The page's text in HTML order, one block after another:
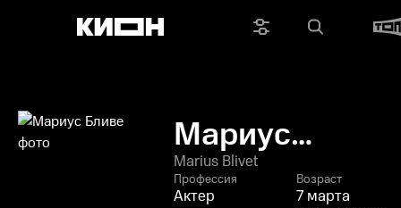
Мариус
Бливе
Marius Blivet
Профессия
Актер
Возраст
7 марта